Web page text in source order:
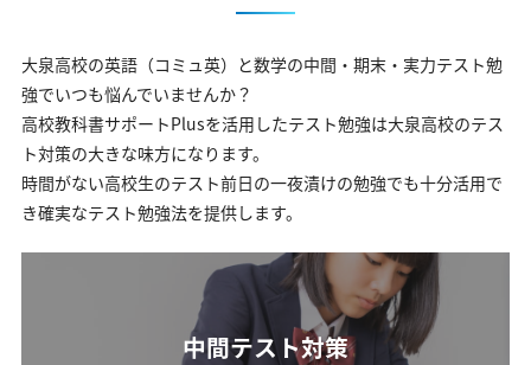
大泉高校の英語（コミュ英）と数学の中間・期末・実力テスト勉
強でいつも悩んでいませんか？
高校教科書サポートPlusを活用したテスト勉強は大泉高校のテス
ト対策の大きな味方になります。
時間がない高校生のテスト前日の一夜漬けの勉強でも十分活用で
き確実なテスト勉強法を提供します。
中間テスト対策